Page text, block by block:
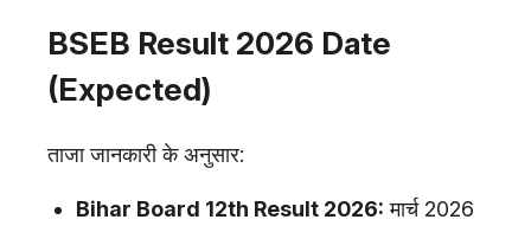
BSEB Result 2026 Date
(Expected)
ताजा जानकारी के अनुसार:
Bihar Board 12th Result 2026: मार्च 2026